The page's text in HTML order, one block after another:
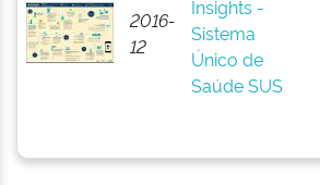
2016-
12
Insights -
Sistema
Único de
Saúde SUS